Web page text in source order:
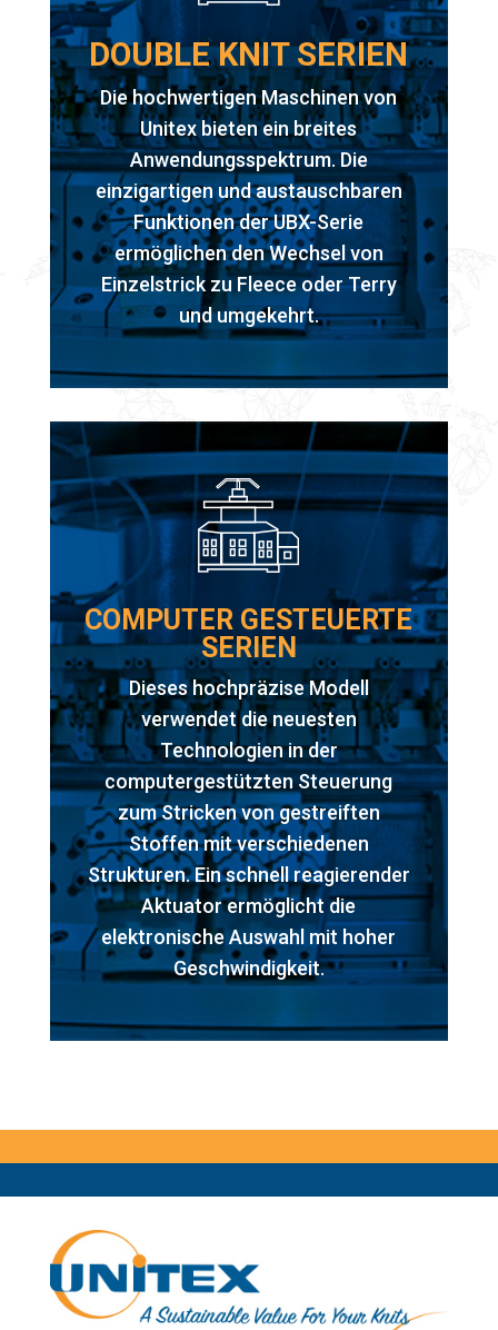
DOUBLE KNIT SERIEN
Die hochwertigen Maschinen von
Unitex bieten ein breites
Anwendungsspektrum. Die
einzigartigen und austauschbaren
Funktionen der UBX-Serie
ermöglichen den Wechsel von
Einzelstrick zu Fleece oder Terry
und umgekehrt.
COMPUTER GESTEUERTE
SERIEN
Dieses hochpräzise Modell
verwendet die neuesten
Technologien in der
computergestützten Steuerung
zum Stricken von gestreiften
Stoffen mit verschiedenen
Strukturen. Ein schnell reagierender
Aktuator ermöglicht die
elektronische Auswahl mit hoher
Geschwindigkeit.